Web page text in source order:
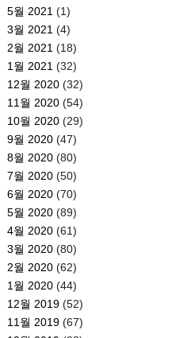
5월 2021 (1)
3월 2021 (4)
2월 2021 (18)
1월 2021 (32)
12월 2020(32)
11월 2020(54)
10월 2020(29)
9월 2020(47)
8월 2020(80)
7월 2020(50)
6월 2020(70)
5월 2020(89)
4월 2020(61)
3월 2020(80)
2월 2020(62)
1월 2020(44)
12월 2019(52)
11월 2019(67)